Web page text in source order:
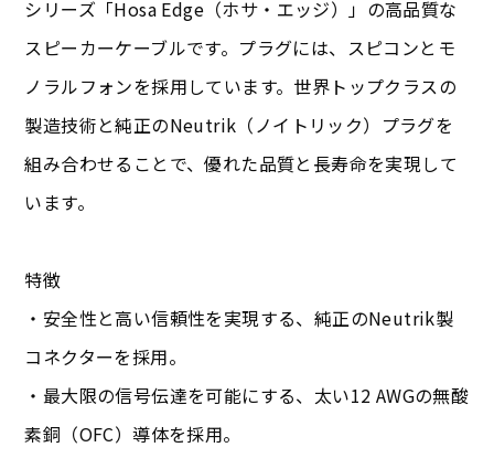
シリーズ「Hosa Edge（ホサ・エッジ）」の高品質な
スピーカーケーブルです。プラグには、スピコンとモ
ノラルフォンを採用しています。世界トップクラスの
製造技術と純正のNeutrik（ノイトリック）プラグを
組み合わせることで、優れた品質と長寿命を実現して
います。
特徴
・安全性と高い信頼性を実現する、純正のNeutrik製
コネクターを採用。
・最大限の信号伝達を可能にする、太い12 AWGの無酸
素銅（OFC）導体を採用。